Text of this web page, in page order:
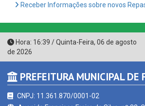
Hora:16:39/Quinta-Feira,06 de agosto
de 2026
PREFEITURA MUNICIPAL DE
CNPJ: 11.361.870/0001-02
000